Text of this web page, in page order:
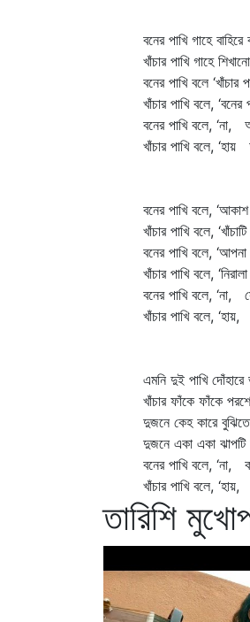
বনের পাখি গাহে বাহিরে
খাঁচার পাখি গাহে
বনের পাখি বলে ‘খাঁচার
খাঁচার পাখি বলে, ‘বনের
বনের পাখি বলে, ‘না,
খাঁচার পাখি বলে, ‘হায়
বনের পাখি বলে, ‘আকাশ
খাঁচার পাখি বলে, ‘খাঁচাটি
বনের পাখি বলে, ‘আপনা
খাঁচার পাখি বলে,
বনের পাখি বলে, ‘না,
খাঁচার পাখি বলে, ‘হায়,
এমনি দুই পাখি দোঁহারে
খাঁচার ফাঁকে ফাঁকে পরশে
দুজনে কেহ কারে বুঝিতে
দুজনে একা একা ঝাপটি
বনের পাখি বলে, ‘না,
খাঁচার পাখি বলে, ‘হায়,
তারিশি